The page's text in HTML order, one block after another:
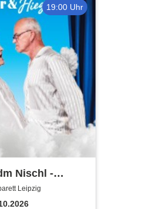
19:00 Uhr
Nischl -
Leipzig
Leipzig